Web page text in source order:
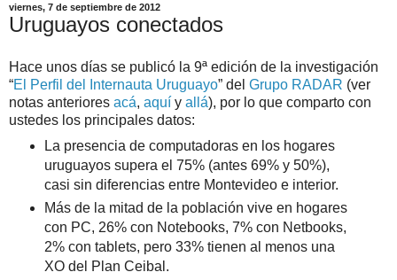
viernes, 7 de septiembre de 2012
Uruguayos conectados
Hace unos días se publicó la 9ª edición de la investigación
“El Perfil del Internauta Uruguayo” del Grupo RADAR (ver
notas anteriores acá, aquí y allá), por lo que comparto con
ustedes los principales datos:
La presencia de computadoras en los hogares
uruguayos supera el 75% (antes 69% y 50%),
casi sin diferencias entre Montevideo e interior.
Más de la mitad de la población vive en hogares
con PC, 26% con Notebooks, 7% con Netbooks,
2% con tablets, pero 33% tienen al menos una
XO del Plan Ceibal.